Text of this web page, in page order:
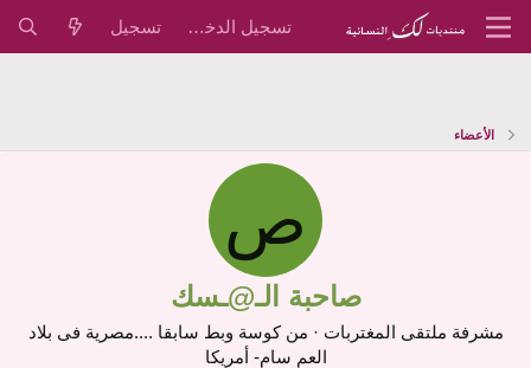
تسجيل الدخول تسجيل
الأعضاء
ص
صاحبة الـ@ـسك
مشرفة ملتقى المغتربات · منكوسة وبط سابقا ....مصرية فى بلاد
العم سام- أمريكا